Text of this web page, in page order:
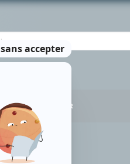
NOUS CONTACTER